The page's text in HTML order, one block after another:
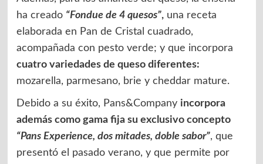
ha creado “Fondue de 4 quesos”,una receta
elaborada en Pan de Cristal cuadrado,
acompañada con pesto verde; y que incorpora
cuatro variedades de queso diferentes:
mozarella, parmesano, brie y cheddar mature.
Debido a su éxito, Pans&Company incorpora
además como gama fija su exclusivo concepto
“Pans Experience, dos mitades, doble sabor”, que
presentó el pasado verano, y que permite por